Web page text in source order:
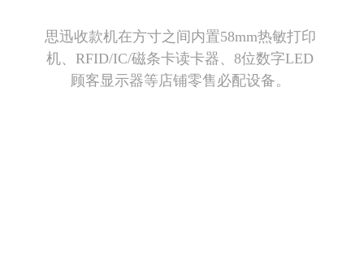
思迅收款机在方寸之间内置58mm热敏打印
机、RFID/IC/磁条卡读卡器、8位数字LED
顾客显示器等店铺零售必配设备。